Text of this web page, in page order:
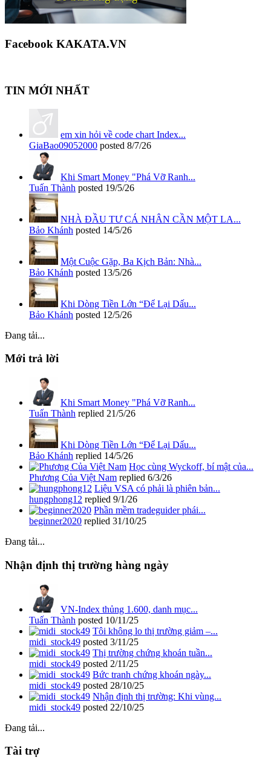
Facebook KAKATA.VN
TIN MỚI NHẤT
em xin hỏi về code chart Index...
GiaBao09052000 posted 8/7/26
Khi Smart Money "Phá Vỡ Ranh...
Tuấn Thành posted 19/5/26
NHÀ ĐẦU TƯ CÁ NHÂN CẦN MỘT LA...
Bảo Khánh posted 14/5/26
Một Cuộc Gặp, Ba Kịch Bản: Nhà...
Bảo Khánh posted 13/5/26
Khi Dòng Tiền Lớn “Để Lại Dấu...
Bảo Khánh posted 12/5/26
Đang tải...
Mới trả lời
Khi Smart Money "Phá Vỡ Ranh...
Tuấn Thành replied 21/5/26
Khi Dòng Tiền Lớn “Để Lại Dấu...
Bảo Khánh replied 14/5/26
Học cùng Wyckoff, bí mật của...
Phương Của Việt Nam replied 6/3/26
Liệu VSA có phải là phiên bản...
hungphong12 replied 9/1/26
Phần mềm tradeguider phái...
beginner2020 replied 31/10/25
Đang tải...
Nhận định thị trường hàng ngày
VN-Index thủng 1.600, danh mục...
Tuấn Thành posted 10/11/25
Tôi không lo thị trường giảm –...
midi_stock49 posted 3/11/25
Thị trường chứng khoán tuần...
midi_stock49 posted 2/11/25
Bức tranh chứng khoán ngày...
midi_stock49 posted 28/10/25
Nhận định thị trường: Khi vùng...
midi_stock49 posted 22/10/25
Đang tải...
Tài trợ